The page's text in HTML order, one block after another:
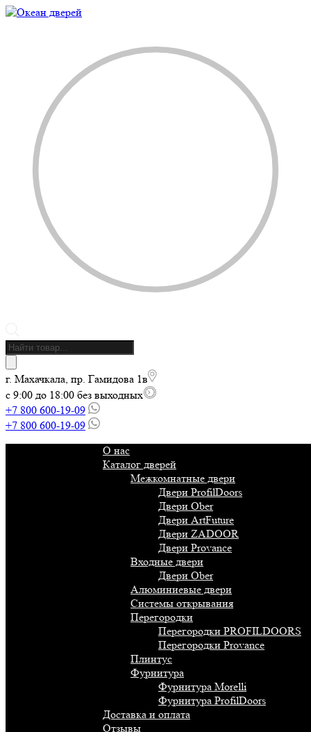
Поиск
товаров
г. Махачкала, пр. Гамидова 1в
с 9:00 до 18:00 без выходных
+7 800 600-19-09
+7 800 600-19-09
О нас
Каталог дверей
Межкомнатные двери
Двери ProfilDoors
Двери Ober
Двери ArtFuture
Двери ZADOOR
Двери Provance
Входные двери
Двери Ober
Алюминиевые двери
Системы открывания
Перегородки
Перегородки PROFILDOORS
Перегородки Provance
Плинтус
Фурнитура
Фурнитура Morelli
Фурнитура ProfilDoors
Доставка и оплата
Отзывы